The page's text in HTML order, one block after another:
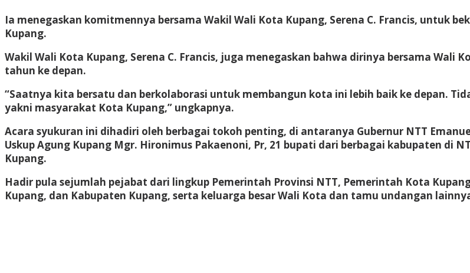
Ia menegaskan komitmennya bersama Wakil Wali Kota Kupang, Serena C. Francis, untuk
Kupang.
Wakil Wali Kota Kupang, Serena C. Francis, juga menegaskan bahwa dirinya bersama
tahun ke depan.
“Saatnya kita bersatu dan berkolaborasi untuk membangun kota ini lebih baik ke depan.
yakni masyarakat Kota Kupang,” ungkapnya.
Acara syukuran ini dihadiri oleh berbagai tokoh penting, di antaranya Gubernur NTT
Uskup Agung Kupang Mgr. Hironimus Pakaenoni, Pr, 21 bupati dari berbagai kabupaten di
Kupang.
Hadir pula sejumlah pejabat dari lingkup Pemerintah Provinsi NTT, Pemerintah Kota
Kupang, dan Kabupaten Kupang, serta keluarga besar Wali Kota dan tamu undangan